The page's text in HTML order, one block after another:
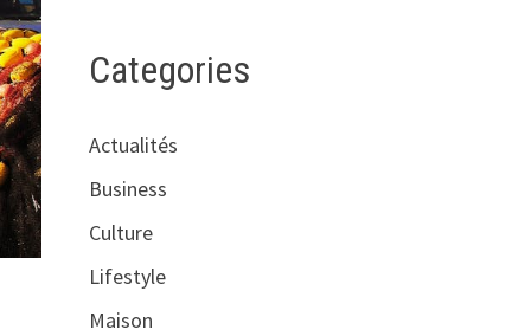
Categories
Actualités
Business
Culture
Lifestyle
Maison